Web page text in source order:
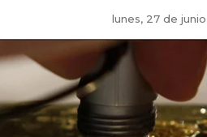
lunes, 27 de